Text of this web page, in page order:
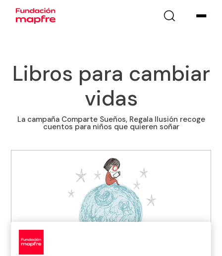
Libros para cambiar
vidas
La campaña Comparte Sueños, Regala Ilusión recoge
cuentos para niños que quieren soñar